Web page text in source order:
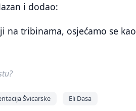
i dodao:
na tribinama, osjećamo se kao
Švicarske Eli Dasa